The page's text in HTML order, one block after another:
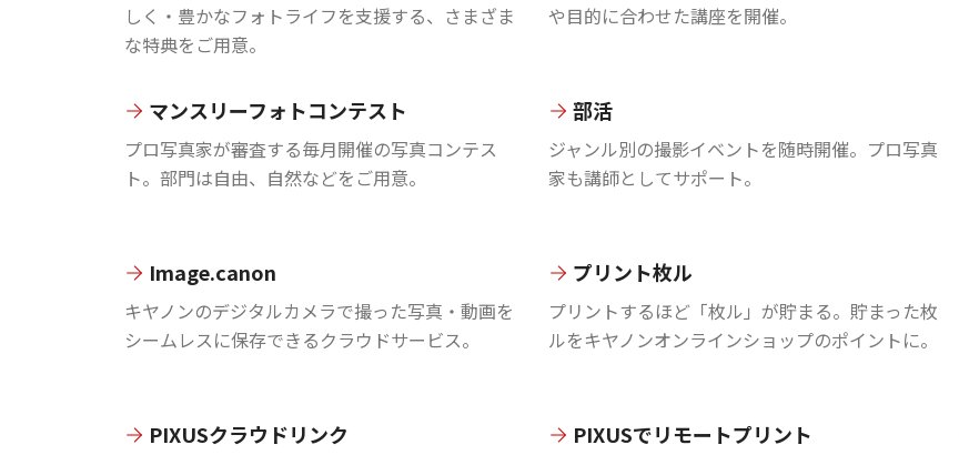
しく・豊かなフォトライフを支援する、さまざま
な特典をご用意。
や目的に合わせた講座を開催。
マンスリーフォトコンテスト
プロ写真家が審査する毎月開催の写真コンテス
ト。部門は自由、自然などをご用意。
部活
ジャンル別の撮影イベントを随時開催。プロ写真
家も講師としてサポート。
Image.canon
キヤノンのデジタルカメラで撮った写真・動画を
シームレスに保存できるクラウドサービス。
プリント枚ル
プリントするほど「枚ル」が貯まる。貯まった枚
ルをキヤノンオンラインショップのポイントに。
PIXUSクラウドリンク PIXUSでリモートプリント